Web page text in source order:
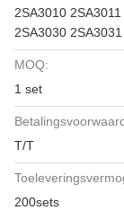
2SA3010
2SA3030
MOQ:
1 set
T/T
200sets